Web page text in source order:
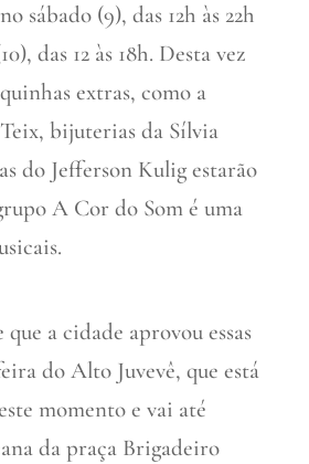
sábado (9), das 12h às 22h
das 12 às 18h. Desta vez
extras, como a
bijuterias da Sílvia
do Jefferson Kulig estarão
A Cor do Som é uma
a cidade aprovou essas
do Alto Juvevê, que está
momento e vai até
da praça Brigadeiro